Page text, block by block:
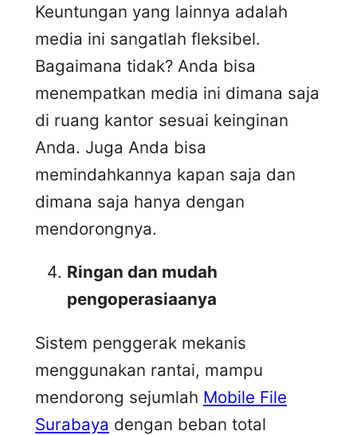
Keuntungan yang lainnya adalah
media ini sangatlah fleksibel.
Bagaimana tidak? Anda bisa
menempatkan media ini dimana saja
di ruang kantor sesuai keinginan
Anda. Juga Anda bisa
memindahkannya kapan saja dan
dimana saja hanya dengan
mendorongnya.
Ringan dan mudah
pengoperasiaanya
Sistem penggerak mekanis
menggunakan rantai, mampu
mendorong sejumlah Mobile File
Surabaya dengan beban total